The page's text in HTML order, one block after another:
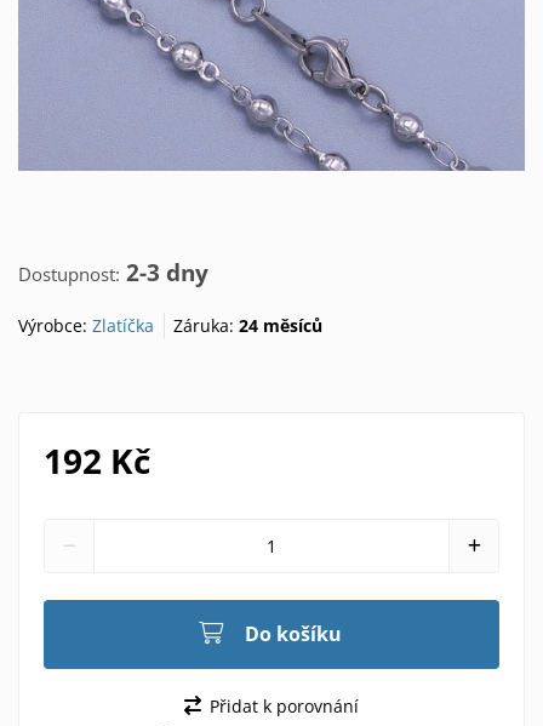
Dostupnost: 2-3 dny
Výrobce: Zlatíčka Záruka:24 měsíců
192 Kč
Do košíku
Přidat k porovnání